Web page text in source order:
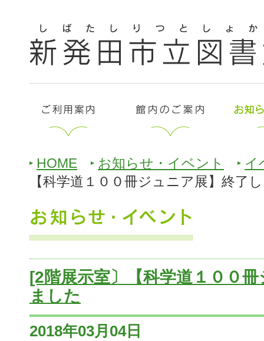
HOME お知らせ・イベント
イ
【科学道１００冊ジュニア展】終了
[2階展示室〕【科学道１００
ました
2018年03月04日